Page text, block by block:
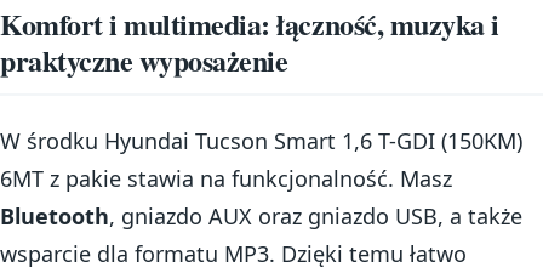
Komfort i multimedia: łączność, muzyka i
praktyczne wyposażenie
W środku Hyundai Tucson Smart 1,6 T-GDI (150KM)
6MT z pakie stawia na funkcjonalność. Masz
Bluetooth, gniazdo AUX oraz gniazdo USB, a także
wsparcie dla formatu MP3. Dzięki temu łatwo